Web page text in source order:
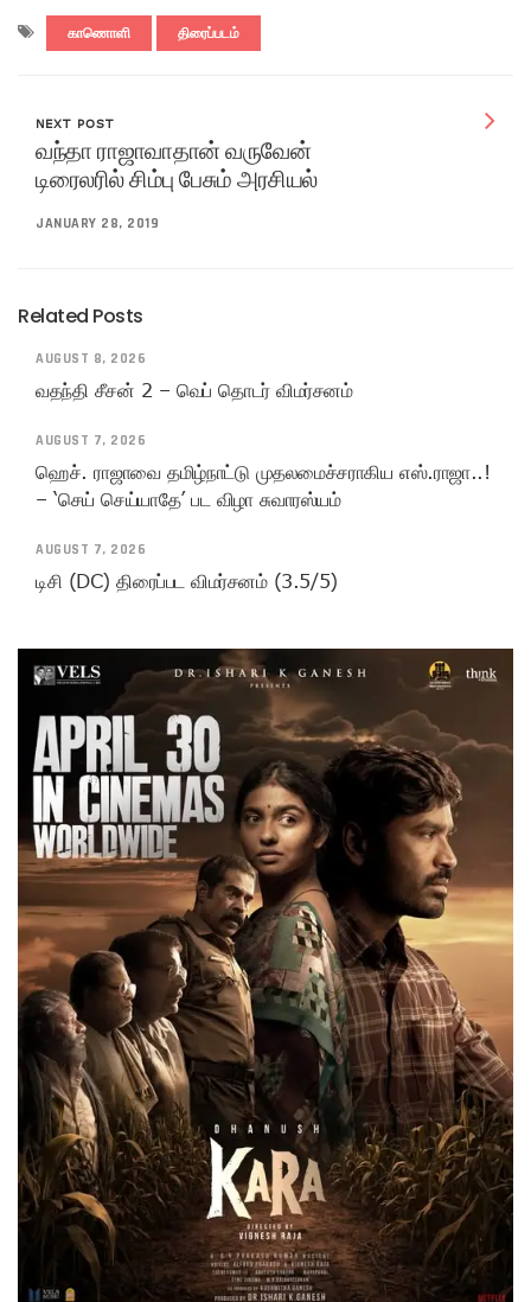
காணொளி திரைப்படம்
NEXT POST
வந்தா ராஜாவாதான் வருவேன்
டிரைலரில் சிம்பு பேசும் அரசியல்
JANUARY 28, 2019
Related Posts
AUGUST 8, 2026
வதந்தி சீசன் 2 – வெப் தொடர் விமர்சனம்
AUGUST 7, 2026
ஹெச். ராஜாவை தமிழ்நாட்டு முதலமைச்சராகிய எஸ்.ராஜா..!
– ‘செய் செய்யாதே’ பட விழா சுவாரஸ்யம்
AUGUST 7, 2026
டிசி (DC) திரைப்பட விமர்சனம் (3.5/5)